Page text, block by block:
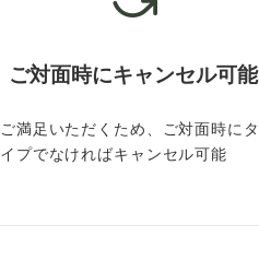
ご対面時にキャンセル可能
ご満足いただくため、ご対面時にタ
イプでなければキャンセル可能